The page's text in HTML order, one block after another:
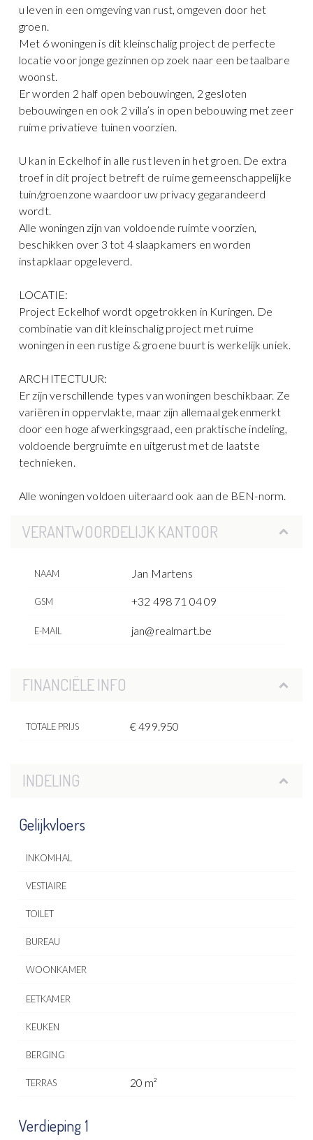
u leven in een omgeving van rust, omgeven door het
groen.
Met 6 woningen is dit kleinschalig project de perfecte
locatie voor jonge gezinnen op zoek naar een betaalbare
woonst.
Er worden 2 half open bebouwingen, 2 gesloten
bebouwingen en ook 2 villa’s in open bebouwing met zeer
ruime privatieve tuinen voorzien.
U kan in Eckelhof in alle rust leven in het groen. De extra
troef in dit project betreft de ruime gemeenschappelijke
tuin/groenzone waardoor uw privacy gegarandeerd
wordt.
Alle woningen zijn van voldoende ruimte voorzien,
beschikken over 3 tot 4 slaapkamers en worden
instapklaar opgeleverd.
LOCATIE:
Project Eckelhof wordt opgetrokken in Kuringen. De
combinatie van dit kleinschalig project met ruime
woningen in een rustige & groene buurt is werkelijk uniek.
ARCHITECTUUR:
Er zijn verschillende types van woningen beschikbaar. Ze
variëren in oppervlakte, maar zijn allemaal gekenmerkt
door een hoge afwerkingsgraad, een praktische indeling,
voldoende bergruimte en uitgerust met de laatste
technieken.
Alle woningen voldoen uiteraard ook aan de BEN-norm.
VERANTWOORDELIJK KANTOOR
NAAM Jan Martens
GSM +32 498 71 04 09
E-MAIL jan@realmart.be
FINANCIËLE INFO
TOTALE PRIJS € 499.950
INDELING
Gelijkvloers
INKOMHAL
VESTIAIRE
TOILET
BUREAU
WOONKAMER
EETKAMER
KEUKEN
BERGING
TERRAS 20 m²
Verdieping 1